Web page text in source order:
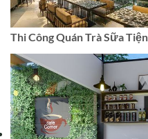
Thi Công Quán Trà Sữa